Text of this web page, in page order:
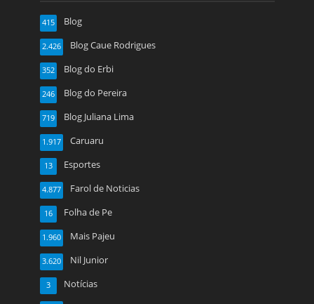
Blog
415
Blog Caue Rodrigues
2.426
Blog do Erbi
352
Blog do Pereira
246
Blog Juliana Lima
719
Caruaru
1.917
Esportes
13
Farol de Noticias
4.877
Folha de Pe
16
Mais Pajeu
1.960
Nil Junior
3.620
Notícias
3